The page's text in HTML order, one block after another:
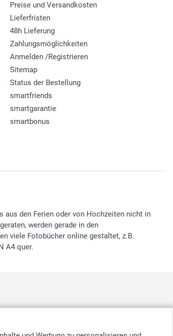
Preise und Versandkosten
Lieferfristen
48h Lieferung
Zahlungsmöglichkeiten
Anmelden /Registrieren
Sitemap
Status der Bestellung
smartfriends
smartgarantie
smartbonus
aus den Ferien oder von Hochzeiten nicht in
werden gerade in den
viele Fotobücher online gestaltet, z.B.
A4 quer.